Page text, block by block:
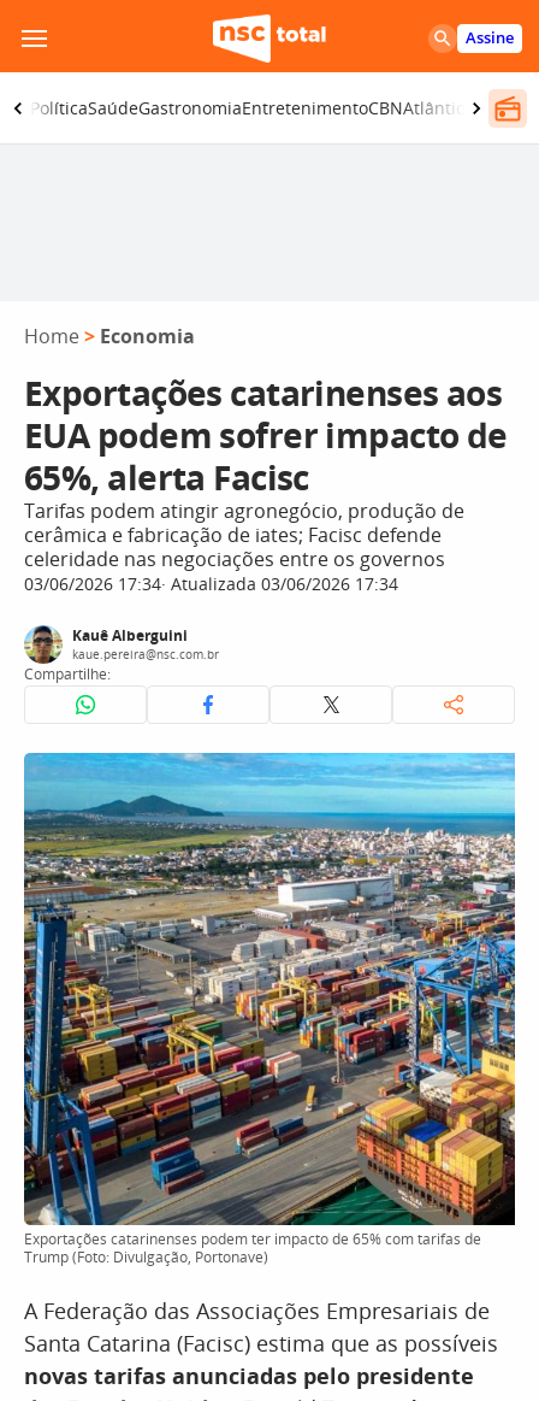
para
o
conteúdo
Assine
PolíticaSaúdeGastronomiaEntretenimentoCBNAtlântida SC
Home > Economia
Exportações catarinenses aos
EUA podem sofrer impacto de
65%, alerta Facisc
Tarifas podem atingir agronegócio, produção de
cerâmica e fabricação de iates; Facisc defende
celeridade nas negociações entre os governos
03/06/2026 17:34 Atualizada 03/06/2026 17:34
Kauê Alberguini
kaue.pereira@nsc.com.br
Compartilhe:
Exportações catarinenses podem ter impacto de 65% com tarifas de
Trump (Foto: Divulgação, Portonave)
A Federação das Associações Empresariais de
Santa Catarina (Facisc) estima que as possíveis
novas tarifas anunciadas pelo presidente